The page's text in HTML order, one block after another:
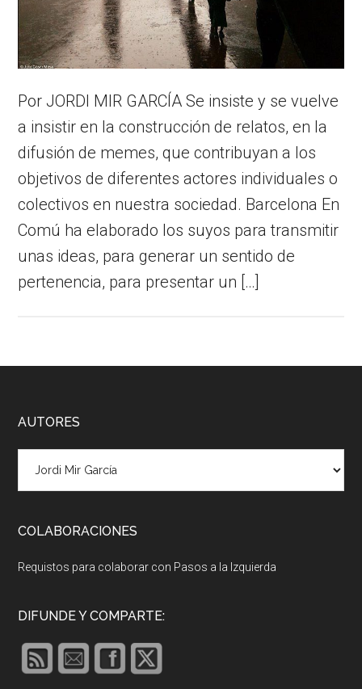
Por JORDI MIR GARCÍA Se insiste y se vuelve
a insistir en la construcción de relatos, en la
difusión de memes, que contribuyan a los
objetivos de diferentes actores individuales o
colectivos en nuestra sociedad. Barcelona En
Comú ha elaborado los suyos para transmitir
unas ideas, para generar un sentido de
pertenencia, para presentar un […]
Footer
AUTORES
COLABORACIONES
Requistos para colaborar con Pasos a la Izquierda
DIFUNDE Y COMPARTE: